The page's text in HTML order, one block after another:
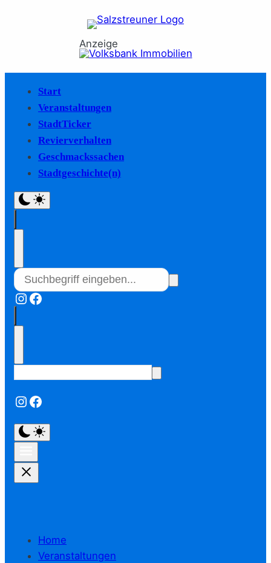
Anzeige
Start
Veranstaltungen
StadtTicker
Revierverhalten
Geschmackssachen
Stadtgeschichte(n)
Instagram
Facebook
Instagram
Facebook
Home
Veranstaltungen